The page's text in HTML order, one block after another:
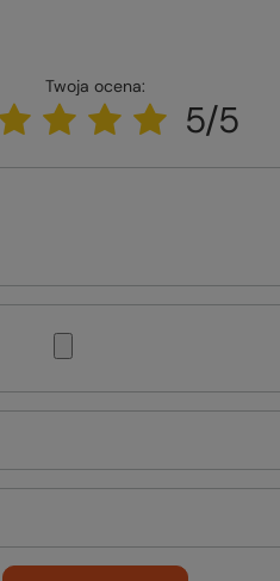
Twoja ocena:
5/5